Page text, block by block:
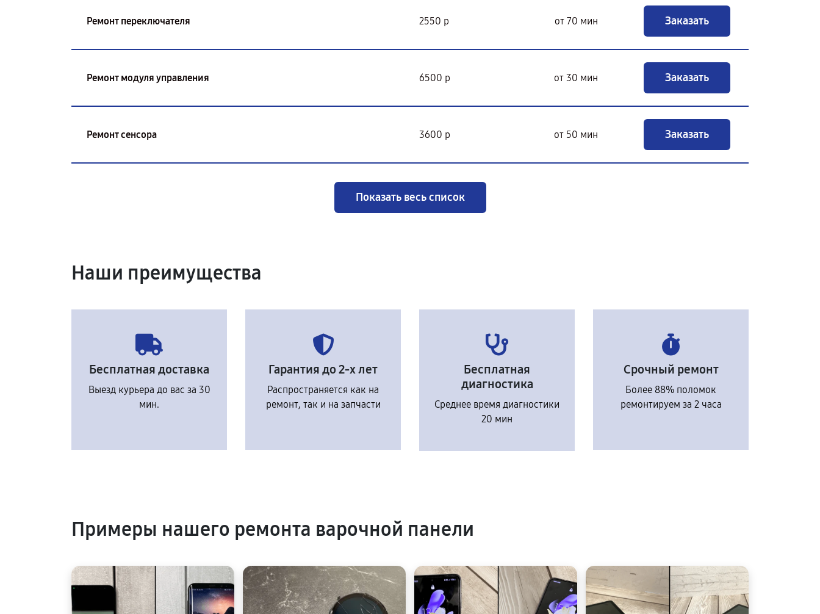
Ремонт переключателя 2550 р от 70 мин Заказать
Ремонт модуля управления 6500 р от 30 мин Заказать
Ремонт сенсора 3600 р от 50 мин Заказать
Показать весь список
Наши преимущества
Бесплатная доставка
Выезд курьера до вас за 30
мин.
Гарантия до 2-х лет
Распространяется как на
ремонт, так и на запчасти
Бесплатная
диагностика
Среднее время диагностики
20 мин
Срочный ремонт
Более 88% поломок
ремонтируем за 2 часа
Примеры нашего ремонта варочной панели